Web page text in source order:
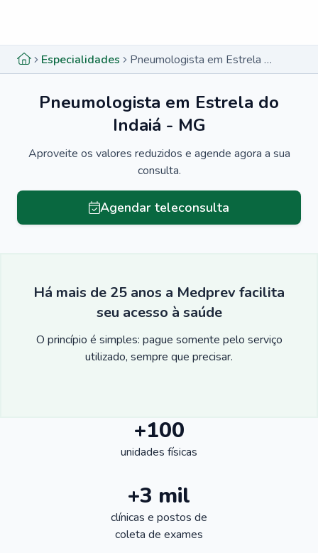
Especialidades Pneumologista em Estrela do Indaiá - MG
Pneumologista em Estrela do
Indaiá - MG
Aproveite os valores reduzidos e agende agora a sua
consulta.
Agendar teleconsulta
Há mais de 25 anos a Medprev facilita
seu acesso à saúde
O princípio é simples: pague somente pelo serviço
utilizado, sempre que precisar.
+100
unidades físicas
+3 mil
clínicas e postos de
coleta de exames